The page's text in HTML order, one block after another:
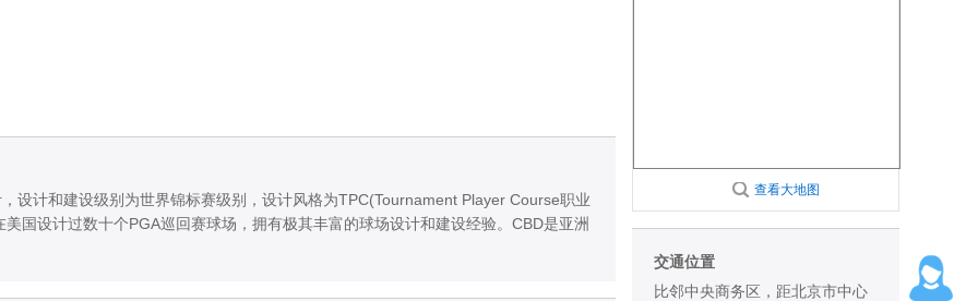
设计和建设级别为世界锦标赛级别，设计风格为TPC(Tournament Player Course职业
国设计过数十个PGA巡回赛球场，拥有极其丰富的球场设计和建设经验。CBD是亚洲
查看大地图
交通位置
比邻中央商务区，距北京市中心